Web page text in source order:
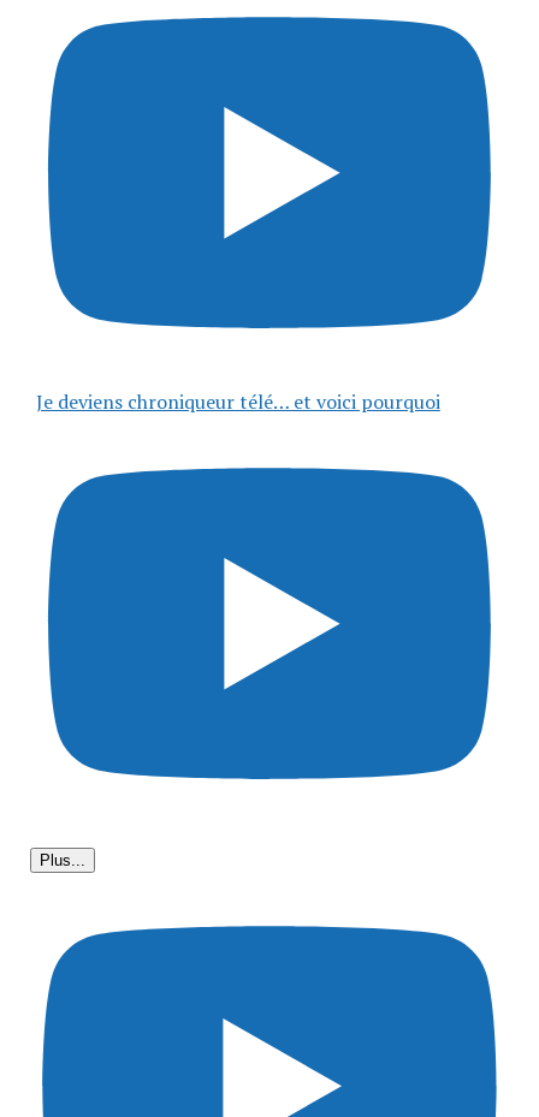
Je deviens chroniqueur télé… et voici pourquoi
Plus...